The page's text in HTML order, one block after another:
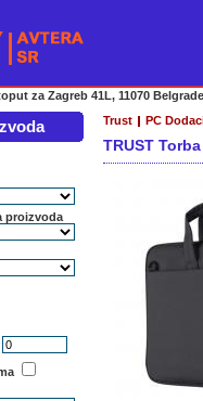
za Zagreb 41L, 11070
Trust PC
TRUST